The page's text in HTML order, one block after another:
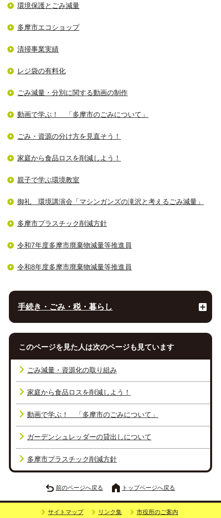
環境保護とごみ減量
多摩市エコショップ
清掃事業実績
レジ袋の有料化
ごみ減量・分別に関する動画の制作
動画で学ぶ！ 「多摩市のごみについて」
ごみ・資源の分け方を見直そう！
家庭から食品ロスを削減しよう！
親子で学ぶ環境教室
御礼 環境講演会「マシンガンズの滝沢と考えるごみ減量」
多摩市プラスチック削減方針
令和7年度多摩市廃棄物減量等推進員
令和8年度多摩市廃棄物減量等推進員
手続き・ごみ・税・暮らし
このページを見た人は次のページも見ています
ごみ減量・資源化の取り組み
家庭から食品ロスを削減しよう！
動画で学ぶ！ 「多摩市のごみについて」
ガーデンシュレッダーの貸出しについて
多摩市プラスチック削減方針
前のページへ戻る トップページへ戻る
サイトマップ リンク集 市役所のご案内